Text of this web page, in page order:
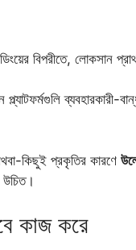
বিপরীতে, লোকসান
প্ল্যাটফর্মগুলি
কিছুই প্রকৃতির কারণে
উচিত।
কাজ করে